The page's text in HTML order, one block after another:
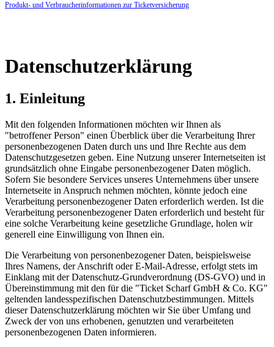
Produkt- und Verbraucherinformationen zur Ticketversicherung
Datenschutzerklärung
1. Einleitung
Mit den folgenden Informationen möchten wir Ihnen als
"betroffener Person" einen Überblick über die Verarbeitung Ihrer
personenbezogenen Daten durch uns und Ihre Rechte aus dem
Datenschutzgesetzen geben. Eine Nutzung unserer Internetseiten ist
grundsätzlich ohne Eingabe personenbezogener Daten möglich.
Sofern Sie besondere Services unseres Unternehmens über unsere
Internetseite in Anspruch nehmen möchten, könnte jedoch eine
Verarbeitung personenbezogener Daten erforderlich werden. Ist die
Verarbeitung personenbezogener Daten erforderlich und besteht für
eine solche Verarbeitung keine gesetzliche Grundlage, holen wir
generell eine Einwilligung von Ihnen ein.
Die Verarbeitung von personenbezogener Daten, beispielsweise
Ihres Namens, der Anschrift oder E-Mail-Adresse, erfolgt stets im
Einklang mit der Datenschutz-Grundverordnung (DS-GVO) und in
Übereinstimmung mit den für die "Ticket Scharf GmbH & Co. KG"
geltenden landesspezifischen Datenschutzbestimmungen. Mittels
dieser Datenschutzerklärung möchten wir Sie über Umfang und
Zweck der von uns erhobenen, genutzten und verarbeiteten
personenbezogenen Daten informieren.